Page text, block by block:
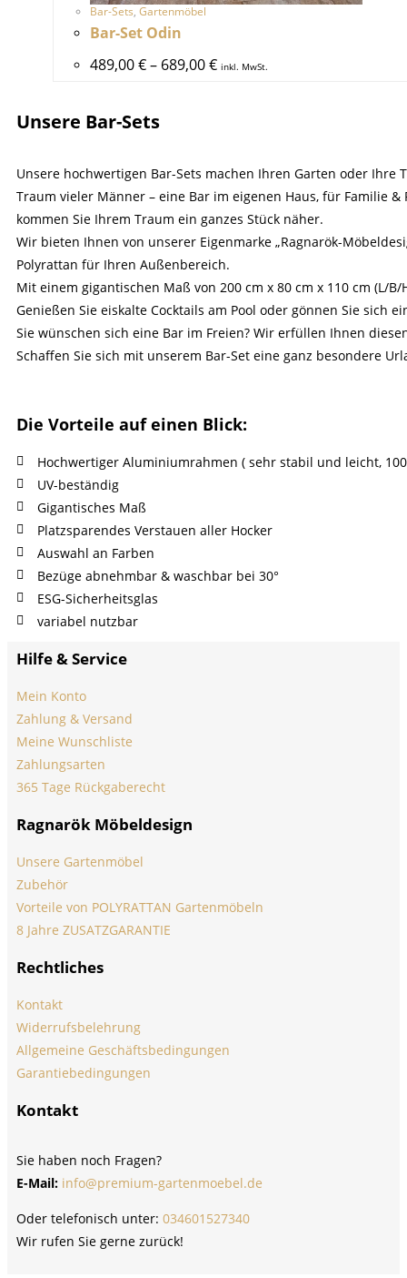
Bar-Sets, Gartenmöbel
Bar-Set Odin
489,00€– 689,00€ inkl. MwSt.
Unsere Bar-Sets
Unsere hochwertigen Bar-Sets machen Ihren Garten oder Ihre
Traum vieler Männer – eine Bar im eigenen Haus, für Familie
kommen Sie Ihrem Traum ein ganzes Stück näher.
Wir bieten Ihnen von unserer Eigenmarke „Ragnarök-
Polyrattan für Ihren Außenbereich.
Mit einem gigantischen Maß von 200 cm x 80 cm x 110 cm (L/
Genießen Sie eiskalte Cocktails am Pool oder gönnen Sie sich
Sie wünschen sich eine Bar im Freien? Wir erfüllen Ihnen
Schaffen Sie sich mit unserem Bar-Set eine ganz besondere
Die Vorteile auf einen Blick:
Hochwertiger Aluminiumrahmen ( sehr stabil und leicht,
UV-beständig
Gigantisches Maß
Platzsparendes Verstauen aller Hocker
Auswahl an Farben
Bezüge abnehmbar & waschbar bei 30°
ESG-Sicherheitsglas
variabel nutzbar
Hilfe & Service
Mein Konto
Zahlung & Versand
Meine Wunschliste
Zahlungsarten
365 Tage Rückgaberecht
Ragnarök Möbeldesign
Unsere Gartenmöbel
Zubehör
Vorteile von POLYRATTAN Gartenmöbeln
8 Jahre ZUSATZGARANTIE
Rechtliches
Kontakt
Widerrufsbelehrung
Allgemeine Geschäftsbedingungen
Garantiebedingungen
Kontakt
Sie haben noch Fragen?
E-Mail: info@premium-gartenmoebel.de
Oder telefonisch unter: 034601527340
Wir rufen Sie gerne zurück!